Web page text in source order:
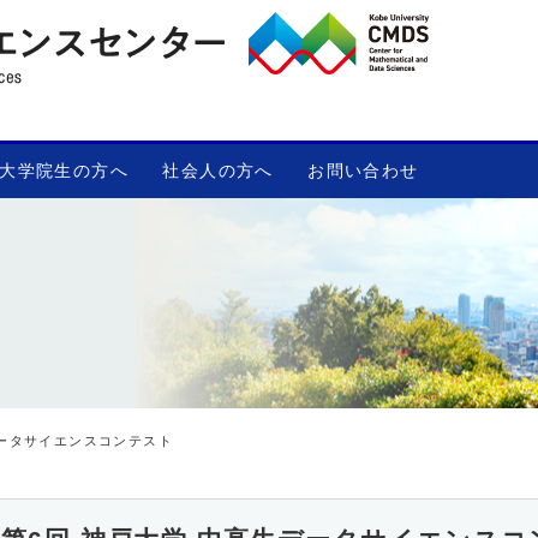
大学院生の方へ 社会人の方へ お問い合わせ
サイエンスコンテスト